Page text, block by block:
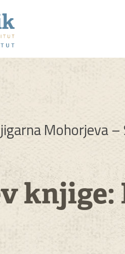
Mohorjeva
knjige: